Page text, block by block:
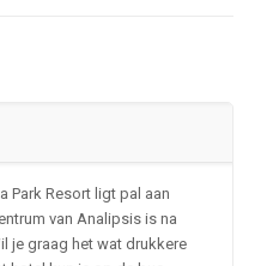
Park Resort ligt pal aan
van Analipsis is na
je graag het wat drukkere